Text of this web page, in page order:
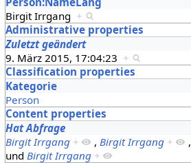
Birgit Irrgang +
Administrative properties
Zuletzt geändert
9. März 2015, 17:04:23 +
Classification properties
Kategorie
Person
Content properties
Hat Abfrage
Birgit Irrgang + , Birgit Irrgang + ,
und Birgit Irrgang +